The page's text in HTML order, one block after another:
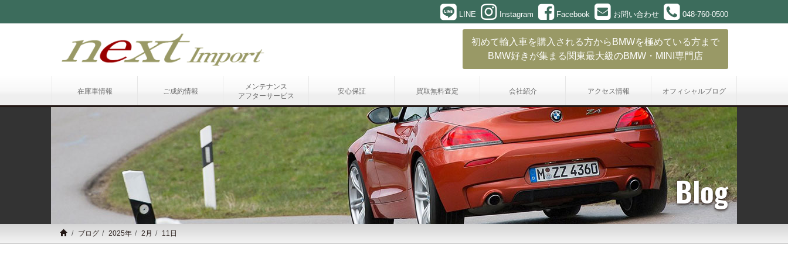
LINE Instagram Facebook お問い合わせ 048-760-0500
初めて輸入車を購入される方からBMWを極めている方まで
BMW好きが集まる関東最大級のBMW・MINI専門店
在庫車情報 ご成約情報
メンテナンス
アフターサービス
安心保証 買取無料査定 会社紹介 アクセス情報 オフィシャルブログ
Blog
ブログ 2025年 2月 11日